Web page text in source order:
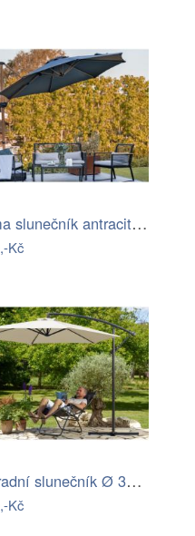
Roma slunečník antracitový
Kč
Zahradní slunečník Ø 300 cm Dekorhome
Kč